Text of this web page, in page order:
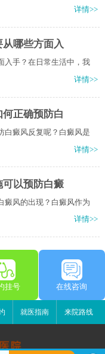
详情>>
哪些方面入
入手？在日常生活中，我
详情>>
正确预防白
白癜风反复呢？白癜风是
详情>>
可以预防白癜
癜风的出现？白癜风作为
详情>>
挂号 在线咨询
就医指南 来院路线